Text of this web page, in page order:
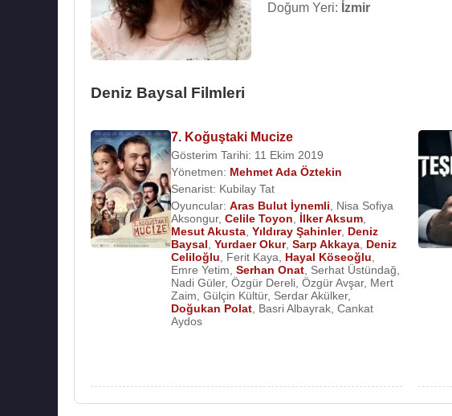
Doğum Yeri: İzmir
Deniz Baysal Filmleri
7. Koğuştaki Mucize
Gösterim Tarihi: 11 Ekim 2019
Yönetmen: Mehmet Ada Öztekin
Senarist: Kubilay Tat
Oyuncular: Aras Bulut İynemli
Nisa Sofiya
Aksongur, Celile Toyon İlker Aksum
Mesut Akusta Yıldıray Şahinler, Deniz
Baysal Yurdaer Okur, Sarp Akkaya Deniz
Celiloğlu
Ferit Kaya Hayal Köseoğlu
Emre Yetim Serhan Onat Serhat Üstündağ
Nadi Güler, Özgür Dereli Özgür Avşar, Mert
Zaim Gülçin Kültür, Serdar Akülker,
Doğukan Polat Basri Albayrak Cankat
Aydos